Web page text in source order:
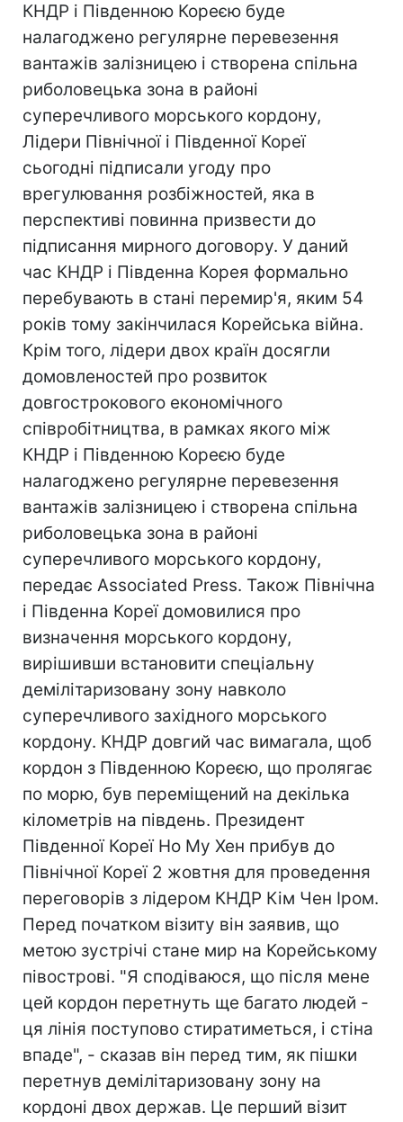
КНДР і Південною Кореєю буде
налагоджено регулярне перевезення
вантажів залізницею і створена спільна
риболовецька зона в районі
суперечливого морського кордону,
Лідери Північної і Південної Кореї
сьогодні підписали угоду про
врегулювання розбіжностей, яка в
перспективі повинна призвести до
підписання мирного договору. У даний
час КНДР і Південна Корея формально
перебувають в стані перемир'я, яким 54
років тому закінчилася Корейська війна.
Крім того, лідери двох країн досягли
домовленостей про розвиток
довгострокового економічного
співробітництва, в рамках якого між
КНДР і Південною Кореєю буде
налагоджено регулярне перевезення
вантажів залізницею і створена спільна
риболовецька зона в районі
суперечливого морського кордону,
передає Associated Press. Також Північна
і Південна Кореї домовилися про
визначення морського кордону,
вирішивши встановити спеціальну
демілітаризовану зону навколо
суперечливого західного морського
кордону. КНДР довгий час вимагала, щоб
кордон з Південною Кореєю, що пролягає
по морю, був переміщений на декілька
кілометрів на південь. Президент
Південної Кореї Но Му Хен прибув до
Північної Кореї 2 жовтня для проведення
переговорів з лідером КНДР Кім Чен Іром.
Перед початком візиту він заявив, що
метою зустрічі стане мир на Корейському
півострові. "Я сподіваюся, що після мене
цей кордон перетнуть ще багато людей -
ця лінія поступово стиратиметься, і стіна
впаде", - сказав він перед тим, як пішки
перетнув демілітаризовану зону на
кордоні двох держав. Це перший візит